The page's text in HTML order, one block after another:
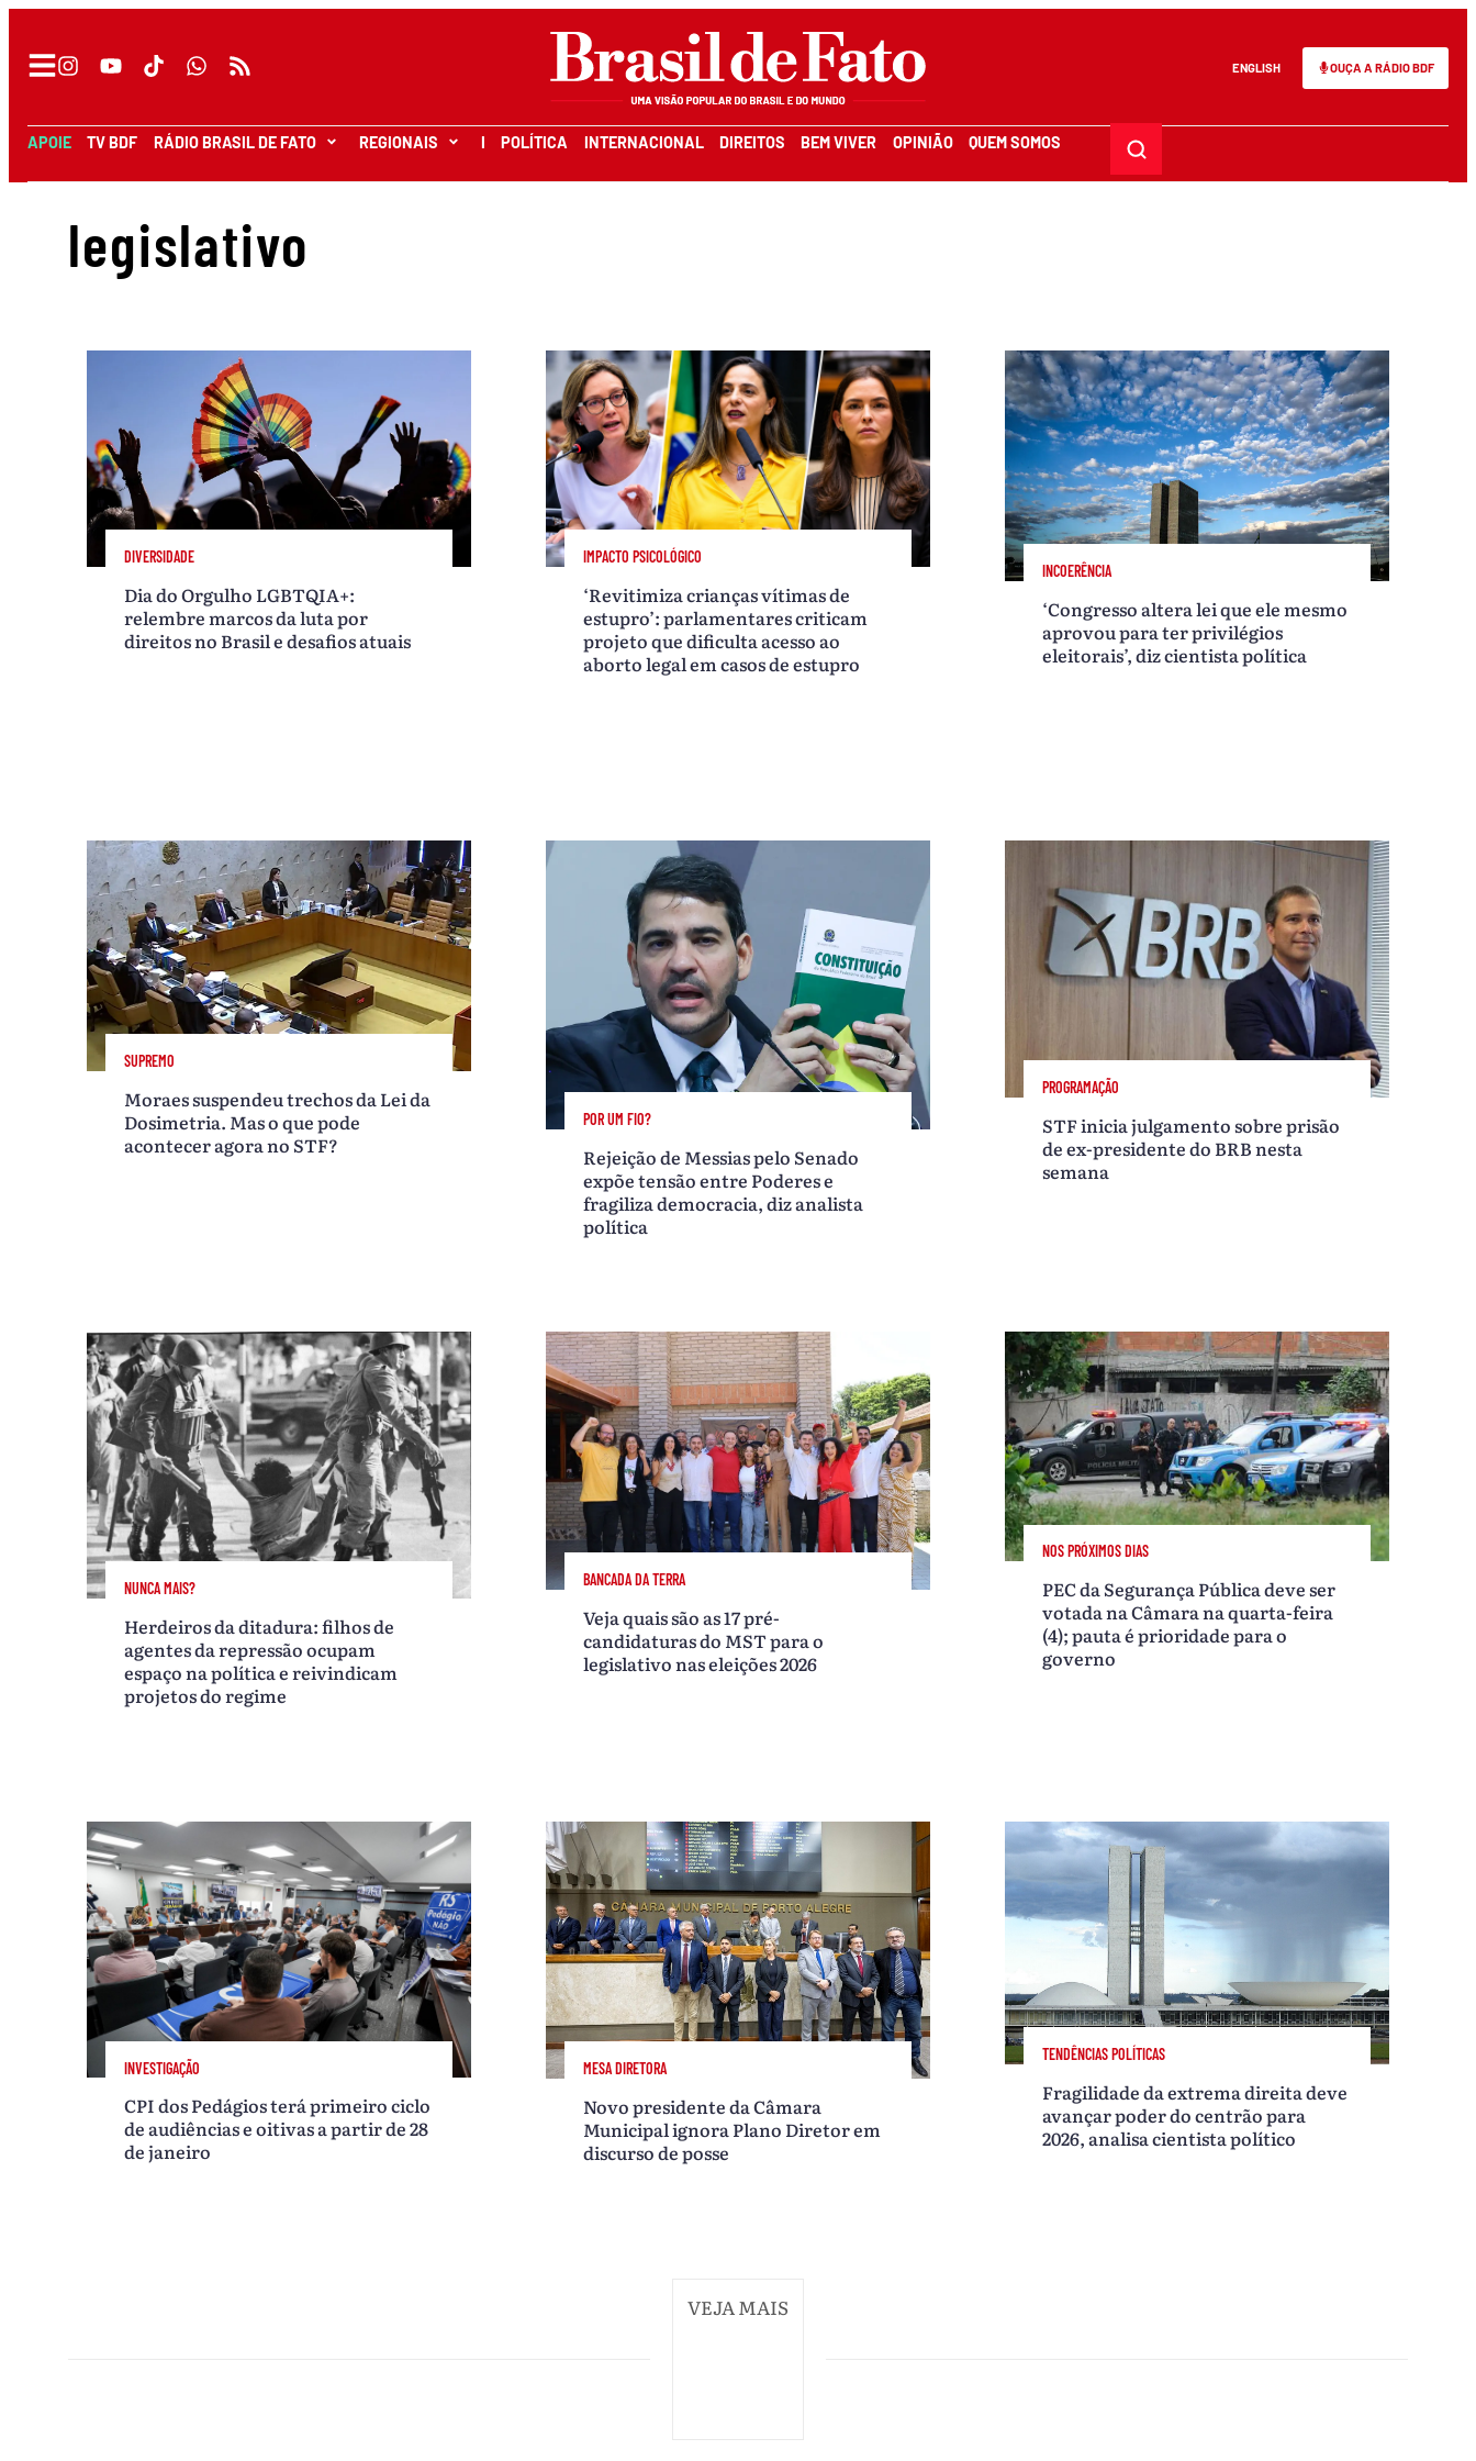
ENGLISH OUÇA A RÁDIO BDF
APOIE TV BDF RÁDIO BRASIL DE FATO REGIONAIS I POLÍTICA INTERNACIONAL DIREITOS BEM VIVER OPINIÃO QUEM SOMOS
legislativo
DIVERSIDADE
Dia do Orgulho LGBTQIA+:
relembre marcos da luta por
direitos no Brasil e desafios atuais
IMPACTO PSICOLÓGICO
‘Revitimiza crianças vítimas de
estupro’: parlamentares criticam
projeto que dificulta acesso ao
aborto legal em casos de estupro
INCOERÊNCIA
‘Congresso altera lei que ele mesmo
aprovou para ter privilégios
eleitorais’, diz cientista política
SUPREMO
Moraes suspendeu trechos da Lei da
Dosimetria. Mas o que pode
acontecer agora no STF?
POR UM FIO?
Rejeição de Messias pelo Senado
expõe tensão entre Poderes e
fragiliza democracia, diz analista
política
PROGRAMAÇÃO
STF inicia julgamento sobre prisão
de ex-presidente do BRB nesta
semana
NUNCA MAIS?
Herdeiros da ditadura: filhos de
agentes da repressão ocupam
espaço na política e reivindicam
projetos do regime
BANCADA DA TERRA
Veja quais são as 17 pré-
candidaturas do MST para o
legislativo nas eleições 2026
NOS PRÓXIMOS DIAS
PEC da Segurança Pública deve ser
votada na Câmara na quarta-feira
(4); pauta é prioridade para o
governo
INVESTIGAÇÃO
CPI dos Pedágios terá primeiro ciclo
de audiências e oitivas a partir de 28
de janeiro
MESA DIRETORA
Novo presidente da Câmara
Municipal ignora Plano Diretor em
discurso de posse
TENDÊNCIAS POLÍTICAS
Fragilidade da extrema direita deve
avançar poder do centrão para
2026, analisa cientista político
VEJA MAIS